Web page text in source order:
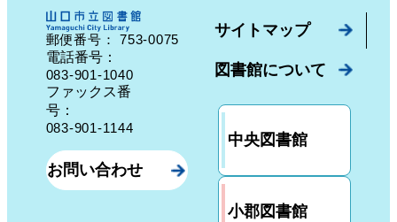
郵便番号：753-0075 山口県山口市中園町７番７号
電話番号：
083-901-1040
ファックス番
号：
083-901-1144
お問い合わせ
サイトマップ
図書館について
中央図書館
小郡図書館